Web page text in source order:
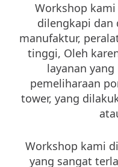
Workshop
dilengkapi dan
manufaktur,
tinggi, Oleh
layanan
pemeliharaan
tower, yang
Workshop kami
yang sangat